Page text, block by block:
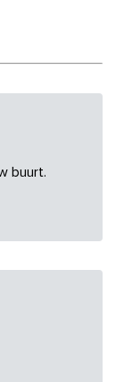
buurt.